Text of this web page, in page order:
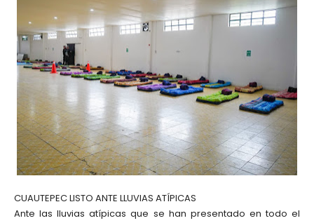
CUAUTEPEC LISTO ANTE LLUVIAS ATÍPICAS
Ante las lluvias atípicas que se han presentado en todo el